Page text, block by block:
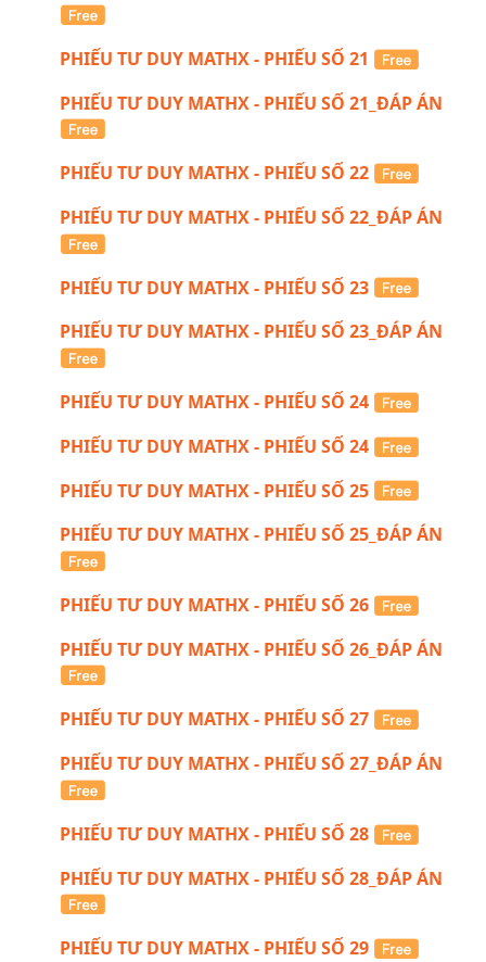
PHIẾU TƯ DUY MATHX - PHIẾU SỐ 21
PHIẾU TƯ DUY MATHX - PHIẾU SỐ 21_ĐÁP ÁN
PHIẾU TƯ DUY MATHX - PHIẾU SỐ 22
PHIẾU TƯ DUY MATHX - PHIẾU SỐ 22_ĐÁP ÁN
PHIẾU TƯ DUY MATHX - PHIẾU SỐ 23
PHIẾU TƯ DUY MATHX - PHIẾU SỐ 23_ĐÁP ÁN
PHIẾU TƯ DUY MATHX - PHIẾU SỐ 24
PHIẾU TƯ DUY MATHX - PHIẾU SỐ 24
PHIẾU TƯ DUY MATHX - PHIẾU SỐ 25
PHIẾU TƯ DUY MATHX - PHIẾU SỐ 25_ĐÁP ÁN
PHIẾU TƯ DUY MATHX - PHIẾU SỐ 26
PHIẾU TƯ DUY MATHX - PHIẾU SỐ 26_ĐÁP ÁN
PHIẾU TƯ DUY MATHX - PHIẾU SỐ 27
PHIẾU TƯ DUY MATHX - PHIẾU SỐ 27_ĐÁP ÁN
PHIẾU TƯ DUY MATHX - PHIẾU SỐ 28
PHIẾU TƯ DUY MATHX - PHIẾU SỐ 28_ĐÁP ÁN
PHIẾU TƯ DUY MATHX - PHIẾU SỐ 29